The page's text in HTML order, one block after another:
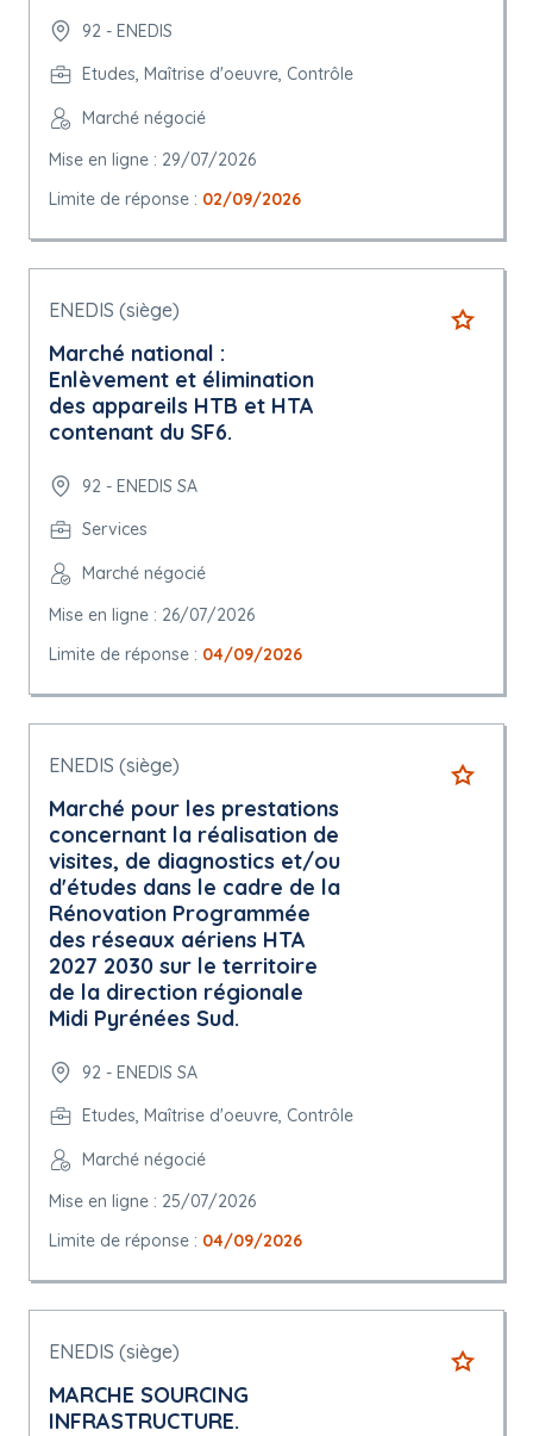
92 - ENEDIS
Etudes, Maîtrise d'oeuvre, Contrôle
Marché négocié
Mise en ligne : 29/07/2026
Limite de réponse : 02/09/2026
ENEDIS (siège)
Marché national :
Enlèvement et élimination
des appareils HTB et HTA
contenant du SF6.
92 - ENEDIS SA
Services
Marché négocié
Mise en ligne : 26/07/2026
Limite de réponse : 04/09/2026
ENEDIS (siège)
Marché pour les prestations
concernant la réalisation de
visites, de diagnostics et/ou
d'études dans le cadre de la
Rénovation Programmée
des réseaux aériens HTA
2027 2030 sur le territoire
de la direction régionale
Midi Pyrénées Sud.
92 - ENEDIS SA
Etudes, Maîtrise d'oeuvre, Contrôle
Marché négocié
Mise en ligne : 25/07/2026
Limite de réponse : 04/09/2026
ENEDIS (siège)
MARCHE SOURCING
INFRASTRUCTURE.